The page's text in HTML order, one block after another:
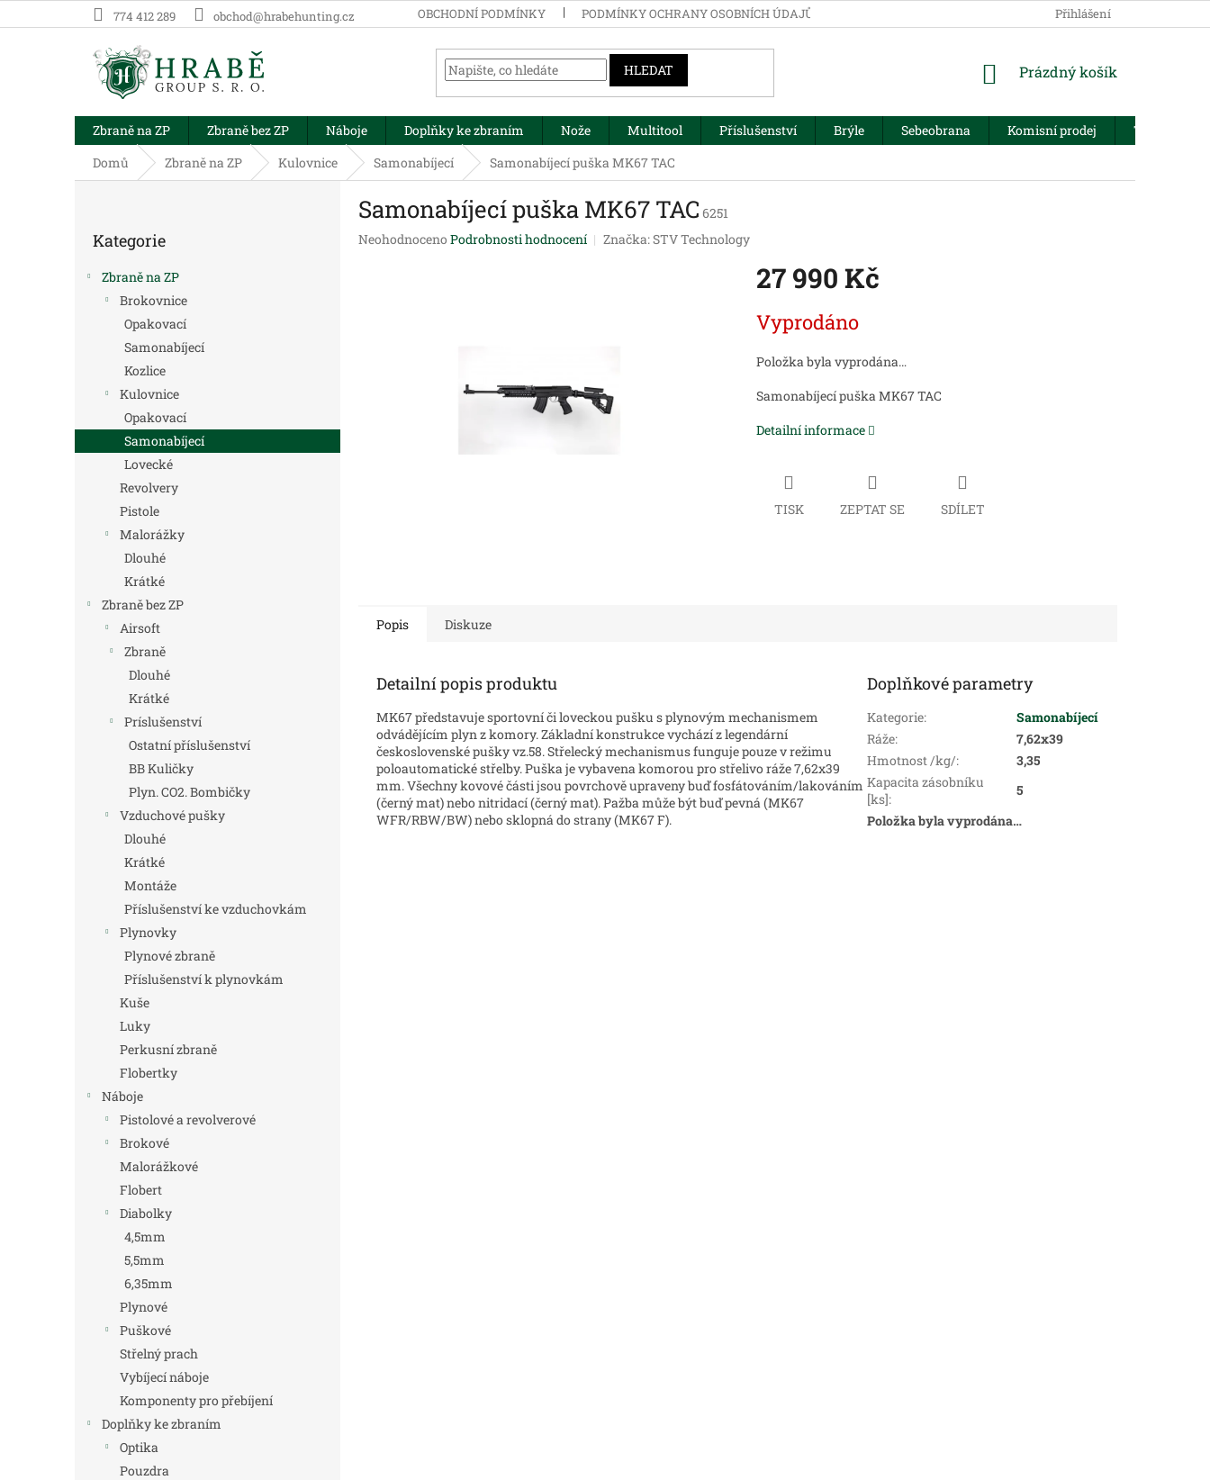
na
774 412 289 obchod@hrabehunting.cz OBCHODNÍ PODMÍNKY PODMÍNKY OCHRANY OSOBNÍCH ÚDAJŮ Přihlášení
HLEDAT
NÁKUPNÍ
Prázdný košík
Zbraně na ZP Zbraně bez ZP Náboje Doplňky ke zbraním Nože Multitool Příslušenství Brýle Sebeobrana Komisní prodej
Trezory
Domů
Zbraně na ZP Kulovnice Samonabíjecí Samonabíjecí puška MK67 TAC
e
l
kategorie
Kategorie
Zbraně na ZP
Brokovnice
Opakovací
Samonabíjecí
Kozlice
Kulovnice
Opakovací
Samonabíjecí
Lovecké
Revolvery
Pistole
Malorážky
Dlouhé
Krátké
Zbraně bez ZP
Airsoft
Zbraně
Dlouhé
Krátké
Príslušenství
Ostatní příslušenství
BB Kuličky
Plyn. CO2. Bombičky
Vzduchové pušky
Dlouhé
Krátké
Montáže
Příslušenství ke vzduchovkám
Plynovky
Plynové zbraně
Příslušenství k plynovkám
Kuše
Luky
Perkusní zbraně
Flobertky
Náboje
Pistolové a revolverové
Brokové
Malorážkové
Flobert
Diabolky
4,5mm
5,5mm
6,35mm
Plynové
Puškové
Střelný prach
Vybíjecí náboje
Komponenty pro přebíjení
Doplňky ke zbraním
Optika
Pouzdra
Samonabíjecí puška MK67 TAC 6251
Průměrné
Neohodnoceno Podrobnosti hodnocení Značka:STV Technology
27 990 Kč
cena:
Vyprodáno
Položka byla vyprodána…
Samonabíjecí puška MK67 TAC
Detailní informace
TISK ZEPTAT SE SDÍLET
Popis Diskuze
Detailní popis produktu
MK67 představuje sportovní či loveckou pušku s plynovým mechanismem
odvádějícím plyn z komory. Základní konstrukce vychází z legendární
československé pušky vz.58. Střelecký mechanismus funguje pouze v režimu
poloautomatické střelby. Puška je vybavena komorou pro střelivo ráže 7,62x39
mm. Všechny kovové části jsou povrchově upraveny buď fosfátováním/lakováním
(černý mat) nebo nitridací (černý mat). Pažba může být buď pevná (MK67
WFR/RBW/BW) nebo sklopná do strany (MK67 F).
Doplňkové parametry
Kategorie:
Samonabíjecí
Ráže:
7,62x39
Hmotnost /kg/:
3,35
Kapacita zásobníku
[ks]:
5
Položka byla vyprodána…